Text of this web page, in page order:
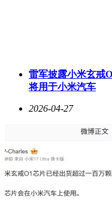
雷军披露小米玄戒
将用于小米汽车
2026-04-27